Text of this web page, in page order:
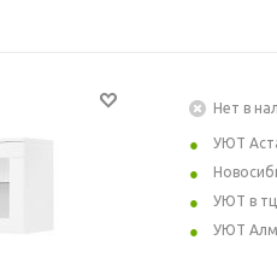
Нет в
УЮТ
УЮТ в
УЮТ